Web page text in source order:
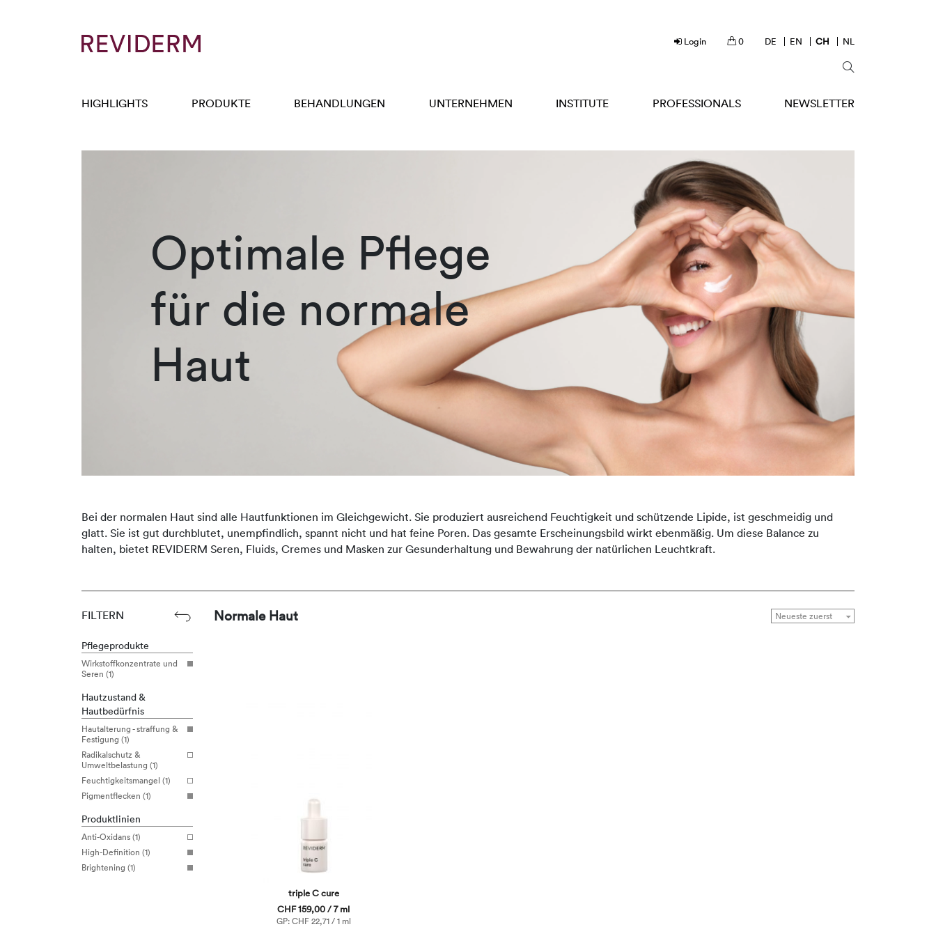
Login 0 DE EN CH NL
HIGHLIGHTS PRODUKTE BEHANDLUNGEN UNTERNEHMEN INSTITUTE PROFESSIONALS NEWSLETTER
Optimale Pflege
für die normale
Haut
Bei der normalen Haut sind alle Hautfunktionen im Gleichgewicht. Sie produziert ausreichend Feuchtigkeit und schützende Lipide, ist geschmeidig und
glatt. Sie ist gut durchblutet, unempfindlich, spannt nicht und hat feine Poren. Das gesamte Erscheinungsbild wirkt ebenmäßig. Um diese Balance zu
halten, bietet REVIDERM Seren, Fluids, Cremes und Masken zur Gesunderhaltung und Bewahrung der natürlichen Leuchtkraft.
FILTERN
Pflegeprodukte
Wirkstoffkonzentrate und
Seren (1)
Hautzustand &
Hautbedürfnis
Hautalterung - straffung &
Festigung (1)
Radikalschutz &
Umweltbelastung (1)
Feuchtigkeitsmangel (1)
Pigmentflecken (1)
Produktlinien
Anti-Oxidans (1)
High-Definition (1)
Brightening (1)
Normale Haut
triple C cure
CHF 159,00 / 7 ml
GP: CHF 22,71 / 1 ml